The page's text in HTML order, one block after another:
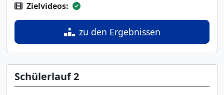
Zielvideos:
zu den Ergebnissen
Schülerlauf 2